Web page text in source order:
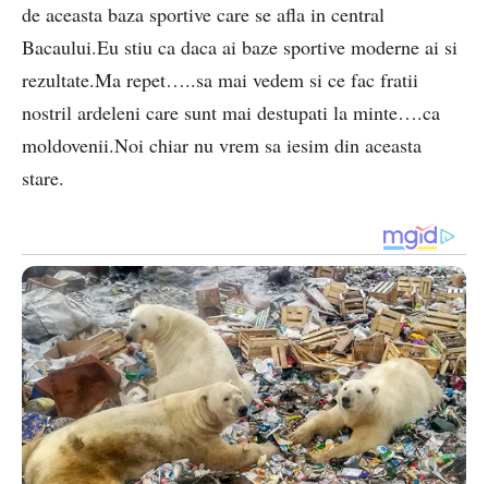
de aceasta baza sportive care se afla in central
Bacaului.Eu stiu ca daca ai baze sportive moderne ai si
rezultate.Ma repet…..sa mai vedem si ce fac fratii
nostril ardeleni care sunt mai destupati la minte….ca
moldovenii.Noi chiar nu vrem sa iesim din aceasta
stare.